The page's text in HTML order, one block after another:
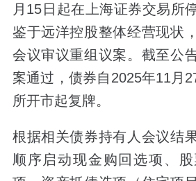
月15日起在上海证券交易所
鉴于远洋控股整体经营现状
会议审议重组议案。截至公
案通过，债券自2025年11月
所开市起复牌。
根据相关债券持有人会议结
顺序启动现金购回选项、